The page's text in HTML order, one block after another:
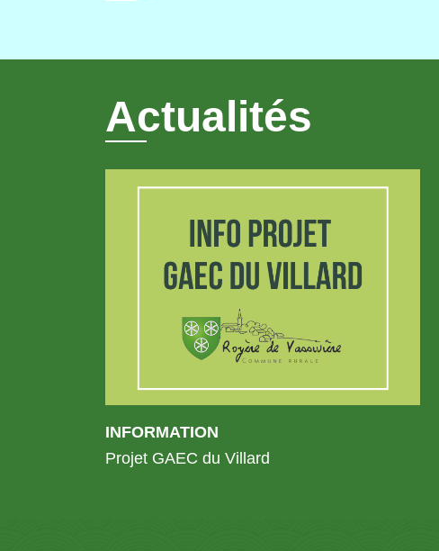
Actualités
INFORMATION
Projet GAEC du Villard